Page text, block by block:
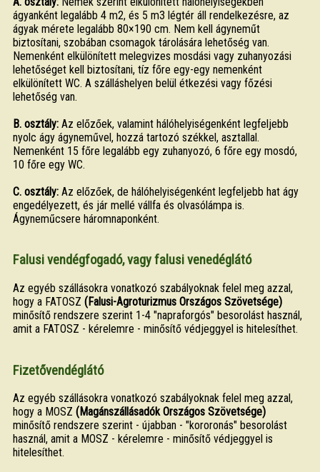
ágyanként legalább 4 m2, és 5 m3 légtér áll rendelkezésre, az
ágyak mérete legalább 80×190 cm. Nem kell ágyneműt
biztosítani, szobában csomagok tárolására lehetőség van.
Nemenként elkülönített melegvizes mosdási vagy zuhanyozási
lehetőséget kell biztosítani, tíz főre egy-egy nemenként
elkülönített WC. A szálláshelyen belül étkezési vagy főzési
lehetőség van.
B. osztály:Az előzőek, valamint hálóhelyiségenként legfeljebb
nyolc ágy ágyneművel, hozzá tartozó székkel, asztallal.
Nemenként 15 főre legalább egy zuhanyozó, 6 főre egy mosdó,
10 főre egy WC.
C. osztály:Az előzőek, de hálóhelyiségenként legfeljebb hat ágy
engedélyezett, és jár mellé vállfa és olvasólámpa is.
Ágyneműcsere háromnaponként.
Falusi vendégfogadó, vagy falusi venedéglátó
Az egyéb szállásokra vonatkozó szabályoknak felel meg azzal,
hogy a FATOSZ (Falusi-Agroturizmus Országos Szövetsége)
minősítő rendszere szerint 1-4 "napraforgós" besorolást használ,
amit a FATOSZ - kérelemre - minősítő védjeggyel is hitelesíthet.
Fizetővendéglátó
Az egyéb szállásokra vonatkozó szabályoknak felel meg azzal,
hogy a MOSZ (Magánszállásadók Országos Szövetsége)
minősítő rendszere szerint - újabban - "kororonás" besorolást
használ, amit a MOSZ - kérelemre - minősítő védjeggyel is
hitelesíthet.